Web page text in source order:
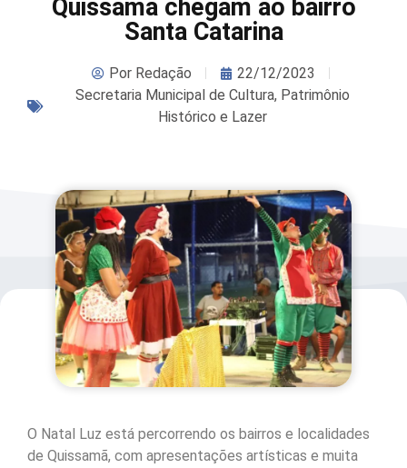
Quissamã chegam ao bairro
Santa Catarina
PorRedação
22/12/2023
Secretaria Municipal de Cultura, Patrimônio
Histórico e Lazer
O Natal Luz está percorrendo os bairros e localidades
de Quissamã, com apresentações artísticas e muita